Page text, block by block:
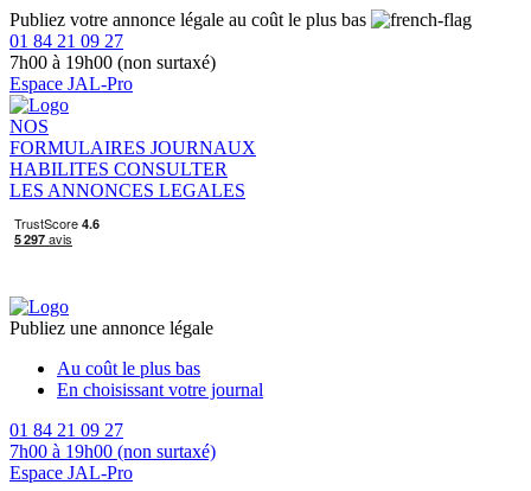
Publiez votre annonce légale au coût le plus bas
01 84 21 09 27
7h00 à 19h00 (non surtaxé)
Espace JAL-Pro
NOS
FORMULAIRES JOURNAUX
HABILITES CONSULTER
LES ANNONCES LEGALES
Publiez une annonce légale
Au coût le plus bas
En choisissant votre journal
01 84 21 09 27
7h00 à 19h00 (non surtaxé)
Espace JAL-Pro